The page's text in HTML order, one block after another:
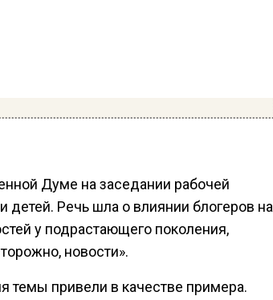
Думе на заседании рабочей
детей. Речь шла о влиянии блогеров на
у подрастающего поколения,
новости».
темы привели в качестве примера.